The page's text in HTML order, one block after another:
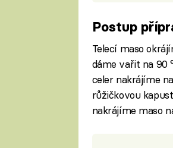
Postup
Telecí maso
dáme vařit na 90
celer nakrájíme
růžičkovou
nakrájíme maso